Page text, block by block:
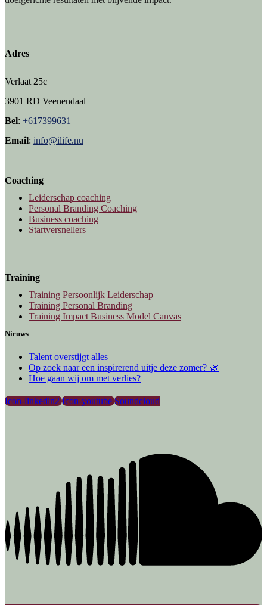
Adres
Verlaat 25c
3901 RD Veenendaal
Bel: +617399631
Email: info@ilife.nu
Coaching
Leiderschap coaching
Personal Branding Coaching
Business coaching
Startversnellers
Training
Training Persoonlijk Leiderschap
Training Personal Branding
Training Impact Business Model Canvas
Nieuws
Talent overstijgt alles
Op zoek naar een inspirerend uitje deze zomer? 🌿
Hoe gaan wij om met verlies?
Icon-linkedin2 Icon-youtube Soundcloud